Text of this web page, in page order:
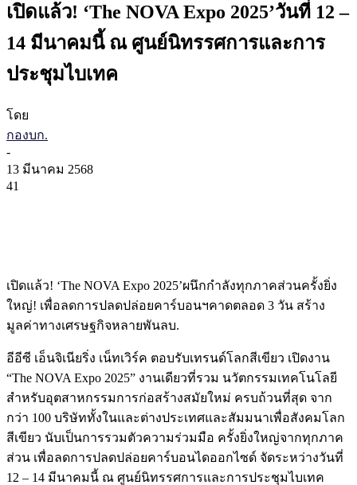
เปิดแล้ว! ‘The NOVA Expo 2025’วันที่ 12 –
14 มีนาคมนี้ ณ ศูนย์นิทรรศการและการ
ประชุมไบเทค
โดย
กองบก.
-
13 มีนาคม 2568
41
เปิดแล้ว! ‘The NOVA Expo 2025’ผนึกกำลังทุกภาคส่วนครั้งยิ่ง
ใหญ่! เพื่อลดการปลดปล่อยคาร์บอนฯคาดตลอด 3 วัน สร้าง
มูลค่าทางเศรษฐกิจหลายพันลบ.
อีอีซี เอ็นจิเนียริ่ง เน็ทเวิร์ค ตอบรับเทรนด์โลกสีเขียว เปิดงาน
“The NOVA Expo 2025” งานเดียวที่รวม นวัตกรรมเทคโนโลยี
สำหรับอุตสาหกรรมการก่อสร้างสมัยใหม่ ครบถ้วนที่สุด จาก
กว่า 100 บริษัททั้งในและต่างประเทศและสัมมนาเพื่อสังคมโลก
สีเขียว นับเป็นการรวมตัวความร่วมมือ ครั้งยิ่งใหญ่จากทุกภาค
ส่วน เพื่อลดการปลดปล่อยคาร์บอนไดออกไซด์ จัดระหว่างวันที่
12 – 14 มีนาคมนี้ ณ ศูนย์นิทรรศการและการประชุมไบเทค